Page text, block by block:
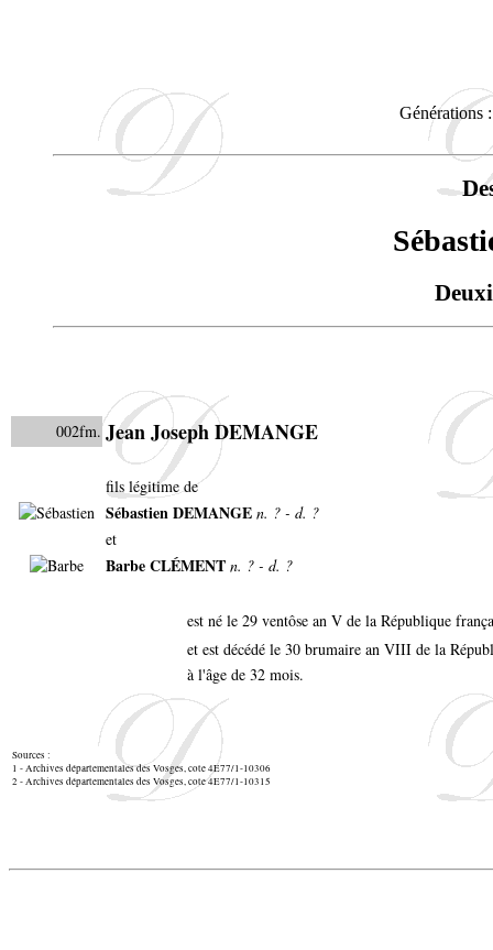
Générations :
002fm. Jean Joseph DEMANGE
fils légitime de
Sébastien DEMANGE n. ? - d. ?
et
Barbe CLÉMENT n. ? - d. ?
est né le 29 ventôse an V de la République
et est décédé le 30 brumaire an VIII de la
à l'âge de 32 mois.
Sources :
1 - Archives départementales des Vosges, cote 4E77/1-10306
2 - Archives départementales des Vosges, cote 4E77/1-10315